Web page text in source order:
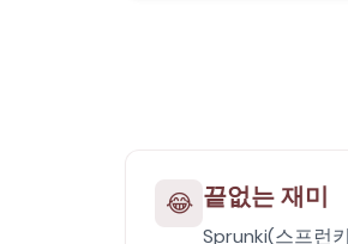
😂 끝없는 재미
Sprunki(스프런